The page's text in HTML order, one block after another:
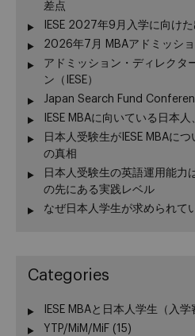
差点
IESE 2027年9月入学に向け
2026年7月 MBAアドミッシ
アドミッション・ディレクタ
ン（IESE）
Japan Search Fund
IESE MBAに向いている日本
日本人受験生がIESE MBAに
の真相
日本人受験生の英語運用能力
の先にある実践レベル
なぜ日本人学生が求められて
Categories
IESE MBAと日本人学生（入学
YTP/MiM/MiF (15)